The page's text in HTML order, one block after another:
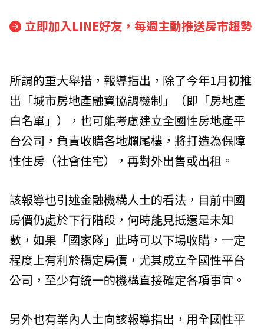
立即加入LINE好友，每週主動推送房市趨勢
所謂的重大舉措，報導指出，除了今年1月初推
出「城市房地產融資協調機制」（即「房地產
白名單」），也可能考慮建立全國性房地產平
台公司，負責收購各地爛尾樓，將打造為保障
性住房（社會住宅），再對外出售或出租。
該報導也引述金融機構人士的看法，目前中國
房價仍處於下行階段，何時能見抵還是未知
數，如果「國家隊」此時可以下場收購，一定
程度上有利於穩定房價，尤其成立全國性平台
公司，至少有統一的機構直接確定各項事宜。
另外也有業內人士向該報導指出，用全國性平